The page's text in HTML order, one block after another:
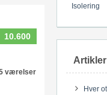
10.600
værelser
Isolering
Artikler
Hver